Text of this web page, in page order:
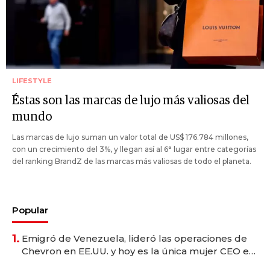
LIFESTYLE
Éstas son las marcas de lujo más valiosas del
mundo
Las marcas de lujo suman un valor total de US$ 176.784 millones,
con un crecimiento del 3%, y llegan así al 6° lugar entre categorías
del ranking BrandZ de las marcas más valiosas de todo el planeta.
Popular
1. Emigró de Venezuela, lideró las operaciones de
Chevron en EE.UU. y hoy es la única mujer CEO en